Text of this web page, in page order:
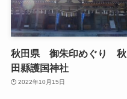
秋田県 御朱印めぐり 秋
田縣護国神社
2022年10月15日